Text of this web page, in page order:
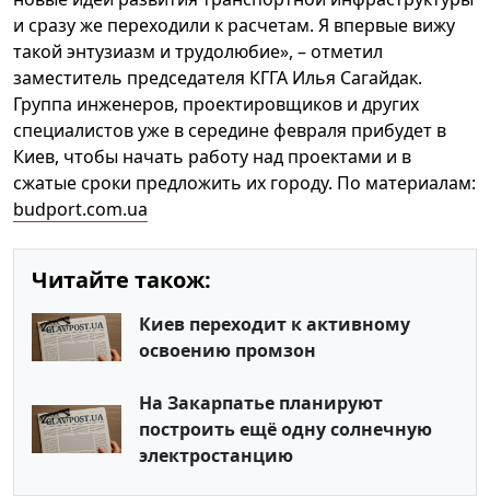
и сразу же переходили к расчетам. Я впервые вижу
такой энтузиазм и трудолюбие», – отметил
заместитель председателя КГГА Илья Сагайдак.
Группа инженеров, проектировщиков и других
специалистов уже в середине февраля прибудет в
Киев, чтобы начать работу над проектами и в
сжатые сроки предложить их городу. По материалам:
budport.com.ua
Читайте також:
Киев переходит к активному
освоению промзон
На Закарпатье планируют
построить ещё одну солнечную
электростанцию